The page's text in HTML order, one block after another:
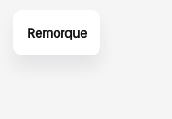
Remorque